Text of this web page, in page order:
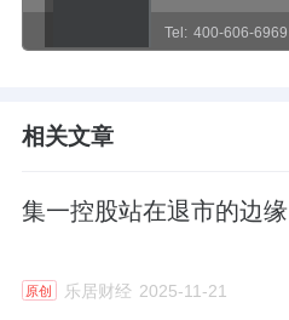
Tel: 400-606-6969
相关文章
集一控股站在退市的边缘
原创 乐居财经 2025-11-21